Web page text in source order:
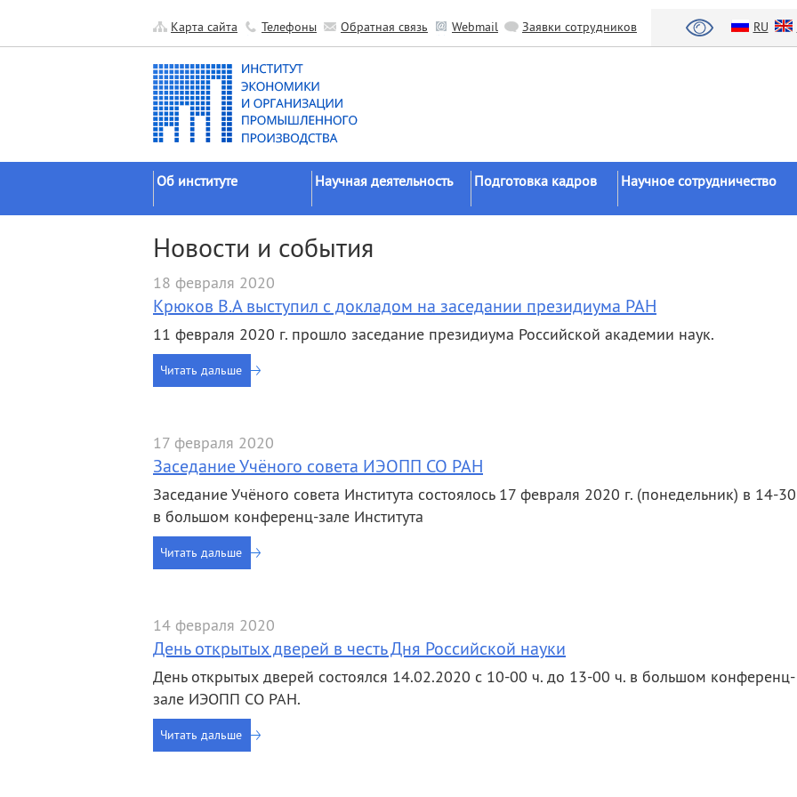
Карта сайта Телефоны Обратная связь Webmail Заявки сотрудников RU
Об институте
Официальные документы
История
Руководство
Научные подразделения
Прочие подразделения
Издательская
Научная деятельность
исследований
Прикладные разработки
Подготовка кадров
Диссертационные
Научное сотрудничество
Органы власти
Новости и события
18 февраля 2020
Крюков В.А выступил с докладом на заседании президиума РАН
11 февраля 2020 г. прошло заседание президиума Российской академии наук.
Читать дальше
17 февраля 2020
Заседание Учёного совета ИЭОПП СО РАН
Заседание Учёного совета Института состоялось 17 февраля 2020 г. (понедельник) в 14-
в большом конференц-зале Института
Читать дальше
14 февраля 2020
День открытых дверей в честь Дня Российской науки
День открытых дверей состоялся 14.02.2020 с 10-00 ч. до 13-00 ч. в большом конференц-
зале ИЭОПП СО РАН.
Читать дальше